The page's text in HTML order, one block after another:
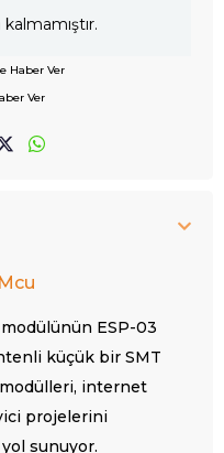
Haber Ver
Ver
modülünün ESP-03
küçük bir SMT
internet
projelerini
sunuyor.